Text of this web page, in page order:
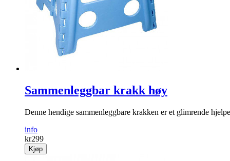
Sammenleggbar krakk høy
Denne hendige sammenleggbare krakken er et glimrende
info
kr299
Kjøp